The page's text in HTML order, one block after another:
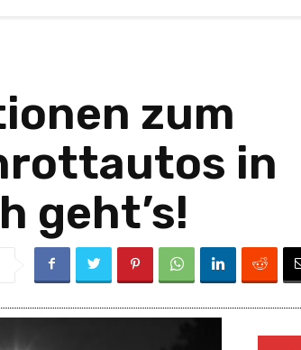
zum
in
geht’s!